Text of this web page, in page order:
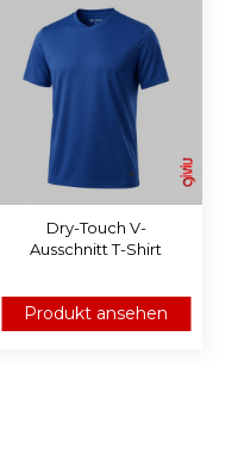
Dry-Touch V-
Ausschnitt T-Shirt
Produkt ansehen